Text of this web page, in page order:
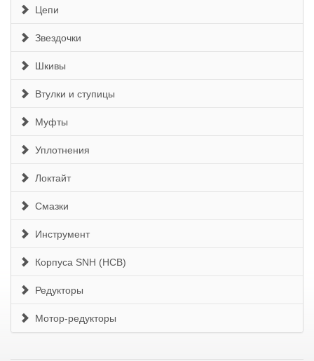
Цепи
Звездочки
Шкивы
Втулки и ступицы
Муфты
Уплотнения
Локтайт
Смазки
Инструмент
Корпуса SNH (HCB)
Редукторы
Мотор-редукторы